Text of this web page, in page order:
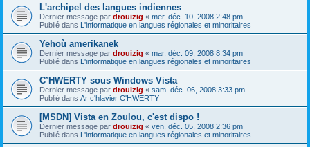
L'archipel des langues indiennes
Dernier message par drouizig « mer. déc. 10, 2008 2:48 pm
Publié dans L'informatique en langues régionales et minoritaires
Yehoù amerikanek
Dernier message par drouizig « mar. déc. 09, 2008 8:34 pm
Publié dans L'informatique en langues régionales et minoritaires
C’HWERTY sous Windows Vista
Dernier message par drouizig « sam. déc. 06, 2008 3:33 pm
Publié dans Ar c'hlavier C'HWERTY
[MSDN] Vista en Zoulou, c'est dispo !
Dernier message par drouizig « ven. déc. 05, 2008 2:36 pm
Publié dans L'informatique en langues régionales et minoritaires